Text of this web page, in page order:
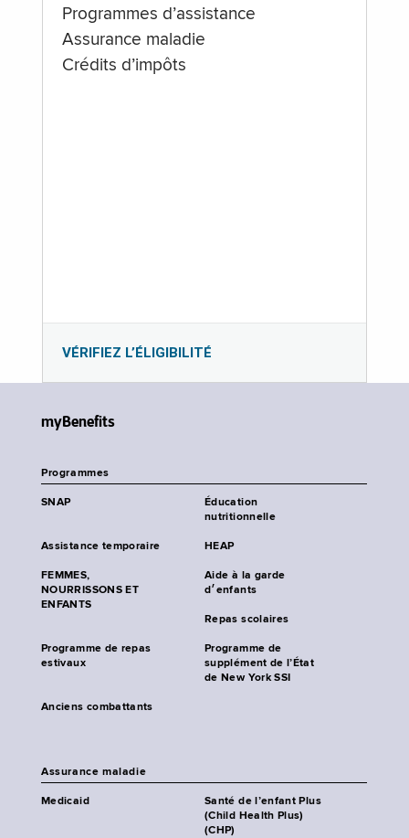
Programmes d’assistance
Assurance maladie
Crédits d’impôts
VÉRIFIEZ L’ÉLIGIBILITÉ
myBenefits
Programmes
SNAP
Éducation
nutritionnelle
Assistance temporaire HEAP
FEMMES,
NOURRISSONS ET
ENFANTS
Aide à la garde
d׳enfants
Repas scolaires
Programme de repas
estivaux
Programme de
supplément de l’État
de New York SSI
Anciens combattants
Assurance maladie
Medicaid
Santé de l’enfant Plus
(Child Health Plus)
(CHP)